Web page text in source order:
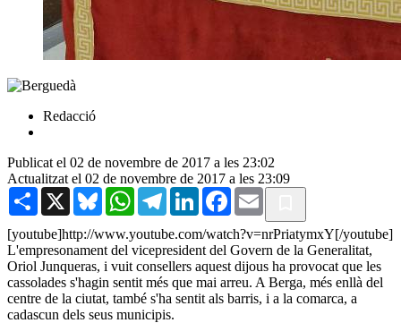
Redacció
Publicat el 02 de novembre de 2017 a les 23:02
Actualitzat el 02 de novembre de 2017 a les 23:09
Share X BlueskyWhatsAppTelegramLinkedInFacebook
Email
[youtube]http://www.youtube.com/watch?v=nrPriatymxY[/youtube]
L'empresonament del vicepresident del Govern de la Generalitat,
Oriol Junqueras, i vuit consellers aquest dijous ha provocat que les
cassolades s'hagin sentit més que mai arreu. A Berga, més enllà del
centre de la ciutat, també s'ha sentit als barris, i a la comarca, a
cadascun dels seus municipis.